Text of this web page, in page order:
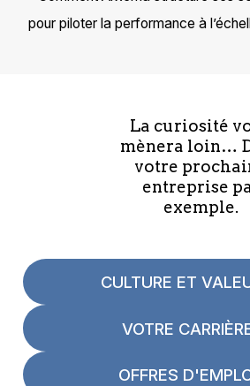
pour piloter la performance à
La curiosité
mènera loin…
votre
entreprise
exemple.
CULTURE ET
VOTRE
OFFRES